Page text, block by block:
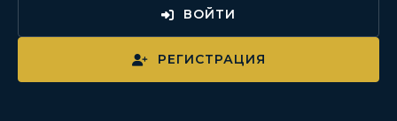
ВОЙТИ
РЕГИСТРАЦИЯ